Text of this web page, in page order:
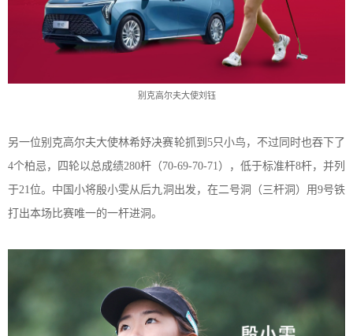
别克高尔夫大使刘钰
另一位别克高尔夫大使林希妤决赛轮抓到 5只小鸟 ， 不过同时也吞下了
4个柏忌 ， 四轮以总成绩280杆 （70-69-70-71 ）， 低于标准杆8杆， 并列
于21位。 中国小将殷小雯从后九洞出发，在二号洞（三杆洞）用9号铁
打出本场比赛唯一的一杆进洞。